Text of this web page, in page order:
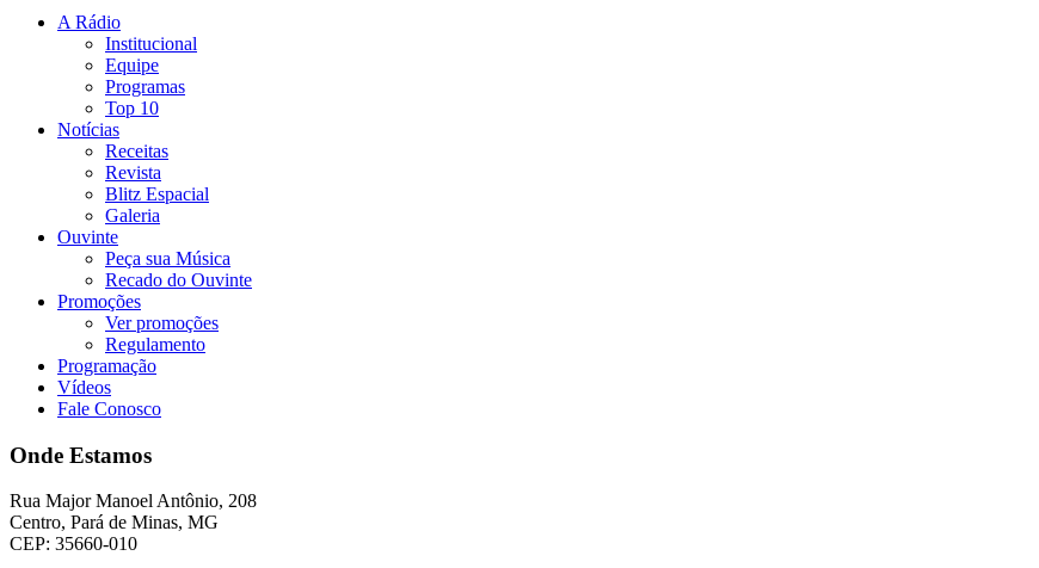
A Rádio
Institucional
Equipe
Programas
Top 10
Notícias
Receitas
Revista
Blitz Espacial
Galeria
Ouvinte
Peça sua Música
Recado do Ouvinte
Promoções
Ver promoções
Regulamento
Programação
Vídeos
Fale Conosco
Onde Estamos
Rua Major Manoel Antônio, 208
Centro, Pará de Minas, MG
CEP: 35660-010